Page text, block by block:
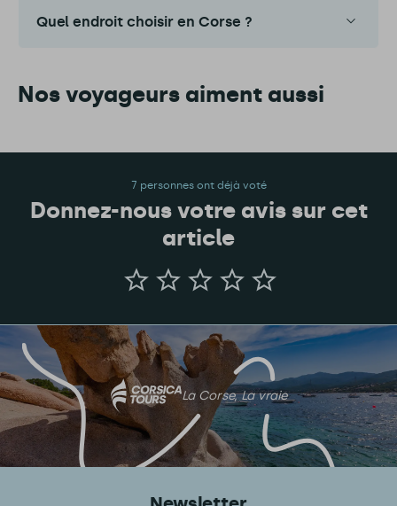
Quel endroit choisir en Corse ?
Nos voyageurs aiment aussi
7 personnes ont déjà voté
Donnez-nous votre avis sur cet
article
Donnez-
nous
sur
cet
article
La Corse, La vraie